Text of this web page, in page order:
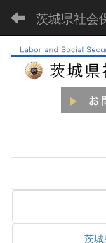
茨城県社会
茨